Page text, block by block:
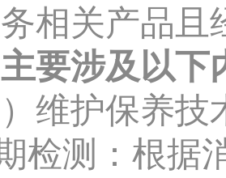
相关产品且
要涉及以下
）维护保养技
检测：根据